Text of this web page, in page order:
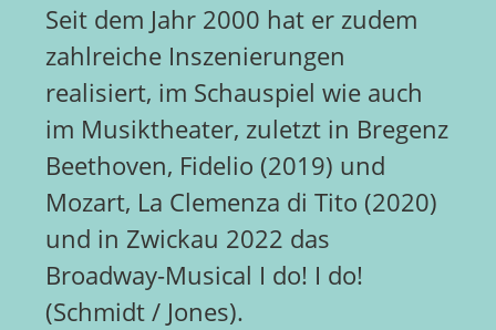
Seit dem Jahr 2000 hat er zudem
zahlreiche Inszenierungen
realisiert, im Schauspiel wie auch
im Musiktheater, zuletzt in Bregenz
Beethoven, Fidelio (2019) und
Mozart, La Clemenza di Tito (2020)
und in Zwickau 2022 das
Broadway-Musical I do! I do!
(Schmidt / Jones).